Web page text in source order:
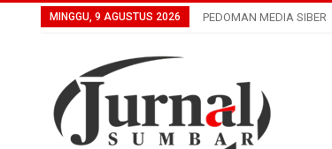
MINGGU, 9 AGUSTUS 2026 PEDOMAN MEDIA SIBER